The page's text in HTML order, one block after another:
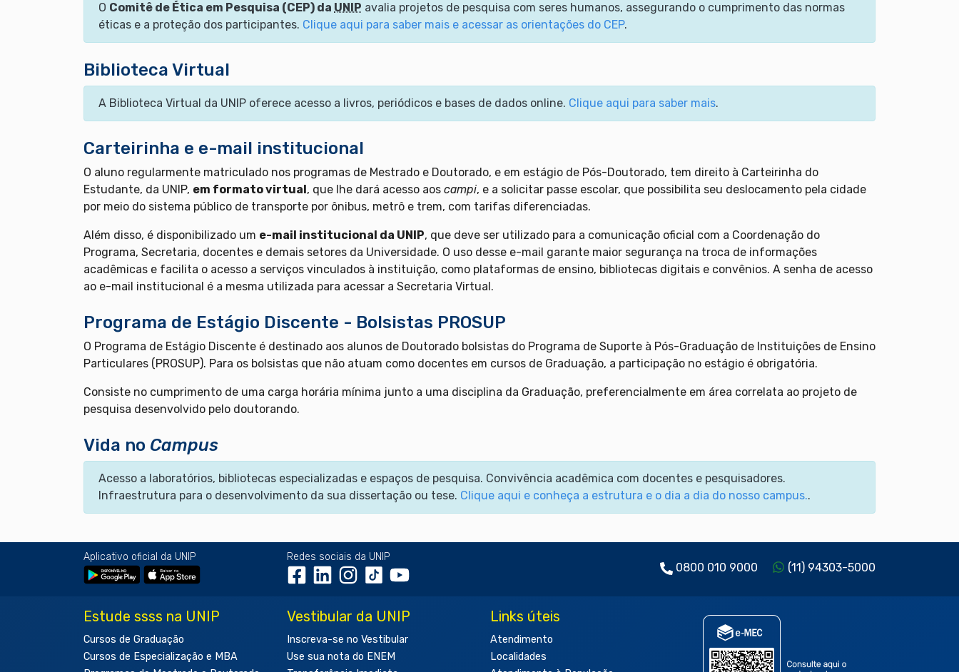
O Comitê de Ética em Pesquisa (CEP) da UNIP avalia projetos de pesquisa com seres humanos, assegurando o cumprimento das normas
éticas e a proteção dos participantes. Clique aqui para saber mais e acessar as orientações do CEP.
Biblioteca Virtual
A Biblioteca Virtual da UNIP oferece acesso a livros, periódicos e bases de dados online. Clique aqui para saber mais.
Carteirinha e e-mail institucional
O aluno regularmente matriculado nos programas de Mestrado e Doutorado, e em estágio de Pós-Doutorado, tem direito à Carteirinha do
Estudante, da UNIP, em formato virtual , que lhe dará acesso aos campi, e a solicitar passe escolar, que possibilita seu deslocamento pela cidade
por meio do sistema público de transporte por ônibus, metrô e trem, com tarifas diferenciadas.
Além disso, é disponibilizado um e-mail institucional da UNIP, que deve ser utilizado para a comunicação oficial com a Coordenação do
Programa, Secretaria, docentes e demais setores da Universidade. O uso desse e-mail garante maior segurança na troca de informações
acadêmicas e facilita o acesso a serviços vinculados à instituição, como plataformas de ensino, bibliotecas digitais e convênios. A senha de acesso
ao e-mail institucional é a mesma utilizada para acessar a Secretaria Virtual.
Programa de Estágio Discente - Bolsistas PROSUP
O Programa de Estágio Discente é destinado aos alunos de Doutorado bolsistas do Programa de Suporte à Pós-Graduação de Instituições de Ensino
Particulares (PROSUP). Para os bolsistas que não atuam como docentes em cursos de Graduação, a participação no estágio é obrigatória.
Consiste no cumprimento de uma carga horária mínima junto a uma disciplina da Graduação, preferencialmente em área correlata ao projeto de
pesquisa desenvolvido pelo doutorando.
Vida no Campus
Acesso a laboratórios, bibliotecas especializadas e espaços de pesquisa. Convivência acadêmica com docentes e pesquisadores.
Infraestrutura para o desenvolvimento da sua dissertação ou tese. Clique aqui e conheça a estrutura e o dia a dia do nosso campus..
Aplicativo oficial da UNIP Redes sociais da UNIP
0800 010 9000 (11) 94303-5000
Estude ssss na UNIP
Cursos de Graduação
Cursos de Especialização e MBA
Vestibular da UNIP
Inscreva-se no Vestibular
Use sua nota do ENEM
Links úteis
Atendimento
Localidades